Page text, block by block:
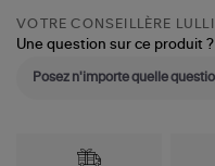
VOTRE CONSEILLÈRE LULLI
Une question sur ce produit ?